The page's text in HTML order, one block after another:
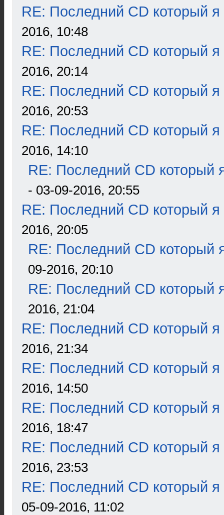
RE: Последний CD который я
2016, 10:48
RE: Последний CD который я
2016, 20:14
RE: Последний CD который я
2016, 20:53
RE: Последний CD который я
2016, 14:10
RE: Последний CD который
- 03-09-2016, 20:55
RE: Последний CD который я
2016, 20:05
RE: Последний CD который
09-2016, 20:10
RE: Последний CD который
2016, 21:04
RE: Последний CD который я
2016, 21:34
RE: Последний CD который я
2016, 14:50
RE: Последний CD который я
2016, 18:47
RE: Последний CD который я
2016, 23:53
RE: Последний CD который я
05-09-2016, 11:02